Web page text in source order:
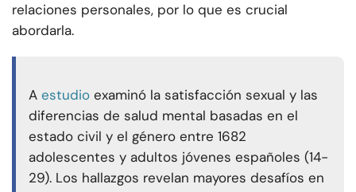
relaciones personales, por lo que es crucial
abordarla.
A estudio examinó la satisfacción sexual y las
diferencias de salud mental basadas en el
estado civil y el género entre 1682
adolescentes y adultos jóvenes españoles (14-
29). Los hallazgos revelan mayores desafíos en